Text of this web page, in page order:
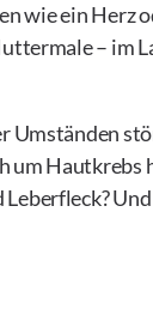
wie ein Herz
– im
um